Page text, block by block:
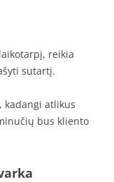
reikia
sutartį.
kadangi atlikus
bus kliento